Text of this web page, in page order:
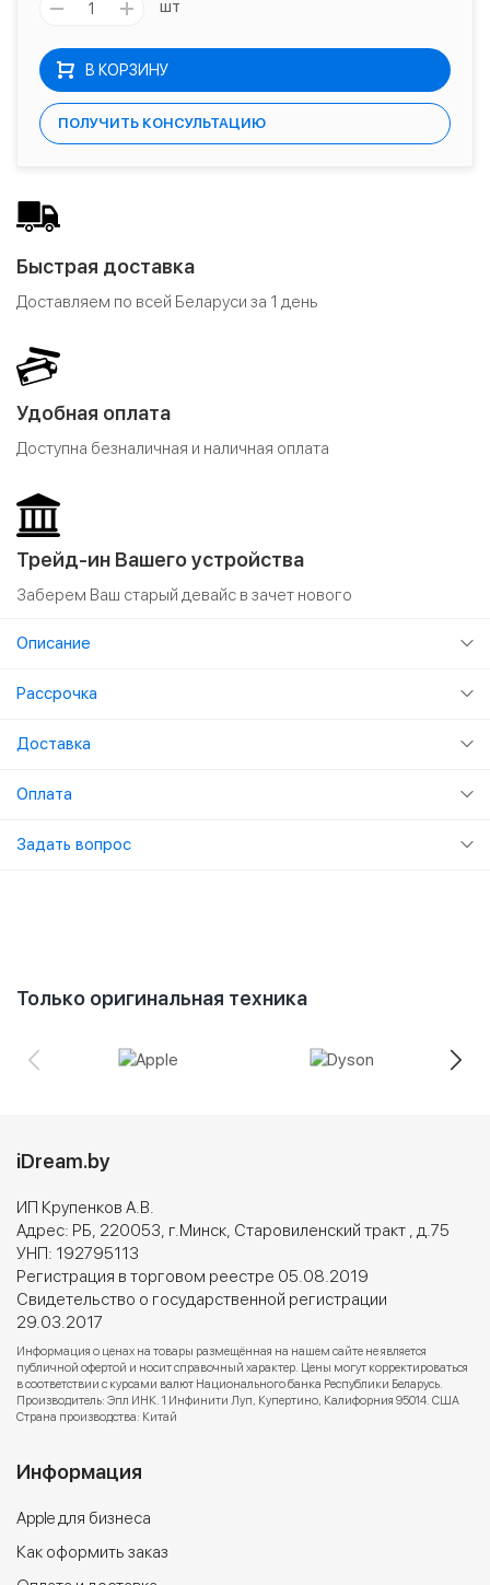
шт
В КОРЗИНУ
ПОЛУЧИТЬ КОНСУЛЬТАЦИЮ
Быстрая доставка
Доставляем по всей Беларуси за 1 день
Удобная оплата
Доступна безналичная и наличная оплата
Трейд-ин Вашего устройства
Заберем Ваш старый девайс в зачет нового
Описание
Рассрочка
Доставка
Оплата
Задать вопрос
Только оригинальная техника
iDream.by
ИП Крупенков А.В.
Адрес: РБ, 220053, г.Минск, Старовиленский тракт , д.75
УНП: 192795113
Регистрация в торговом реестре 05.08.2019
Свидетельство о государственной регистрации
29.03.2017
Информация о ценах на товары размещённая на нашем сайте не является
публичной офертой и носит справочный характер. Цены могут корректироваться
в соответствии с курсами валют Национального банка Республики Беларусь.
Производитель: Эпл ИНК. 1 Инфинити Луп, Купертино, Калифорния 95014. США
Страна производства: Китай
Информация
Apple для бизнеса
Как оформить заказ